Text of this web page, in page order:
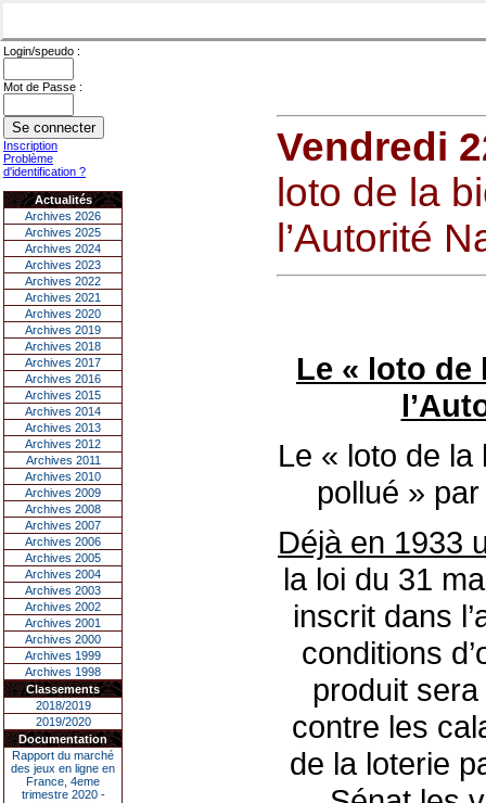
Login/speudo :
Mot de Passe :
Inscription
Problème
d'identification ?
Actualités
Archives 2026
Archives 2025
Archives 2024
Archives 2023
Archives 2022
Archives 2021
Archives 2020
Archives 2019
Archives 2018
Archives 2017
Archives 2016
Archives 2015
Archives 2014
Archives 2013
Archives 2012
Archives 2011
Archives 2010
Archives 2009
Archives 2008
Archives 2007
Archives 2006
Archives 2005
Archives 2004
Archives 2003
Archives 2002
Archives 2001
Archives 2000
Archives 1999
Archives 1998
Classements
2018/2019
2019/2020
Documentation
Rapport du marché
des jeux en ligne en
France, 4eme
trimestre 2020 -
Vendredi
loto de la
l’Autorité
Le « loto de
Le « loto de
pollué »
Déjà en 1933
la loi du 31
inscrit dans
conditions
produit
contre les
de la loterie